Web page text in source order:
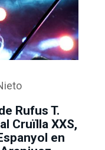
Rufus T.
Cruïlla XXS,
en